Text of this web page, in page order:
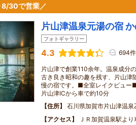
8/30で営業／
片山津温泉元湯の宿
フォトギャラリー
4.3 694件
片山津で創業110余年。温泉成分
古き良き昭和の趣を残す、片山津
慢の宿です。■全室レイクビュ
片山津ICから車で約10分
住所
石川県加賀市片山津温
アクセス
ＪＲ加賀温泉駅よ